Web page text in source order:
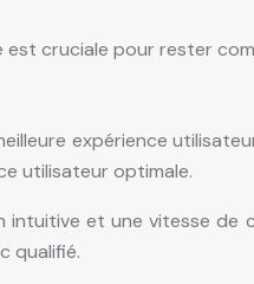
est cruciale pour rester
expérience
utilisateur optimale.
intuitive et une vitesse
qualifié.